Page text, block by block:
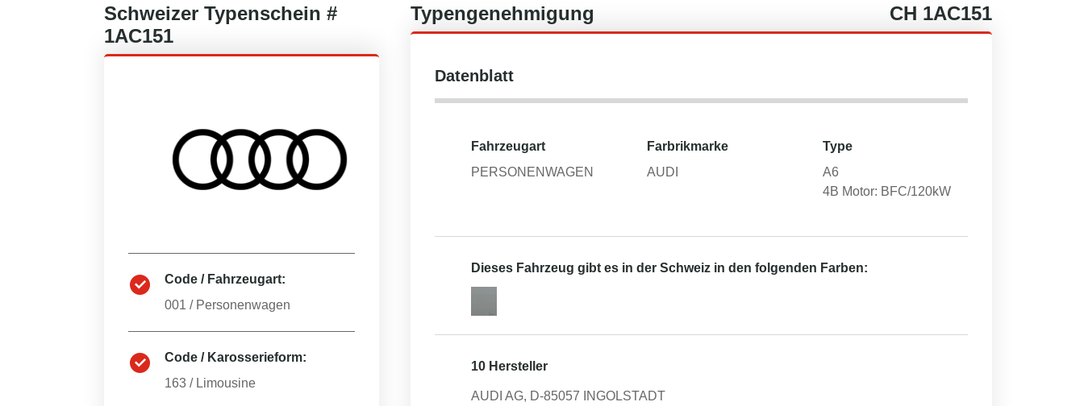
Schweizer Typenschein #
1AC151
Code / Fahrzeugart:
001 / Personenwagen
Code / Karosserieform:
163 / Limousine
Typengenehmigung CH 1AC151
Datenblatt
Fahrzeugart
PERSONENWAGEN
Farbrikmarke
AUDI
Type
A6
4B Motor: BFC/120kW
Dieses Fahrzeug gibt es in der Schweiz in den folgenden Farben:
10 Hersteller
AUDI AG, D-85057 INGOLSTADT